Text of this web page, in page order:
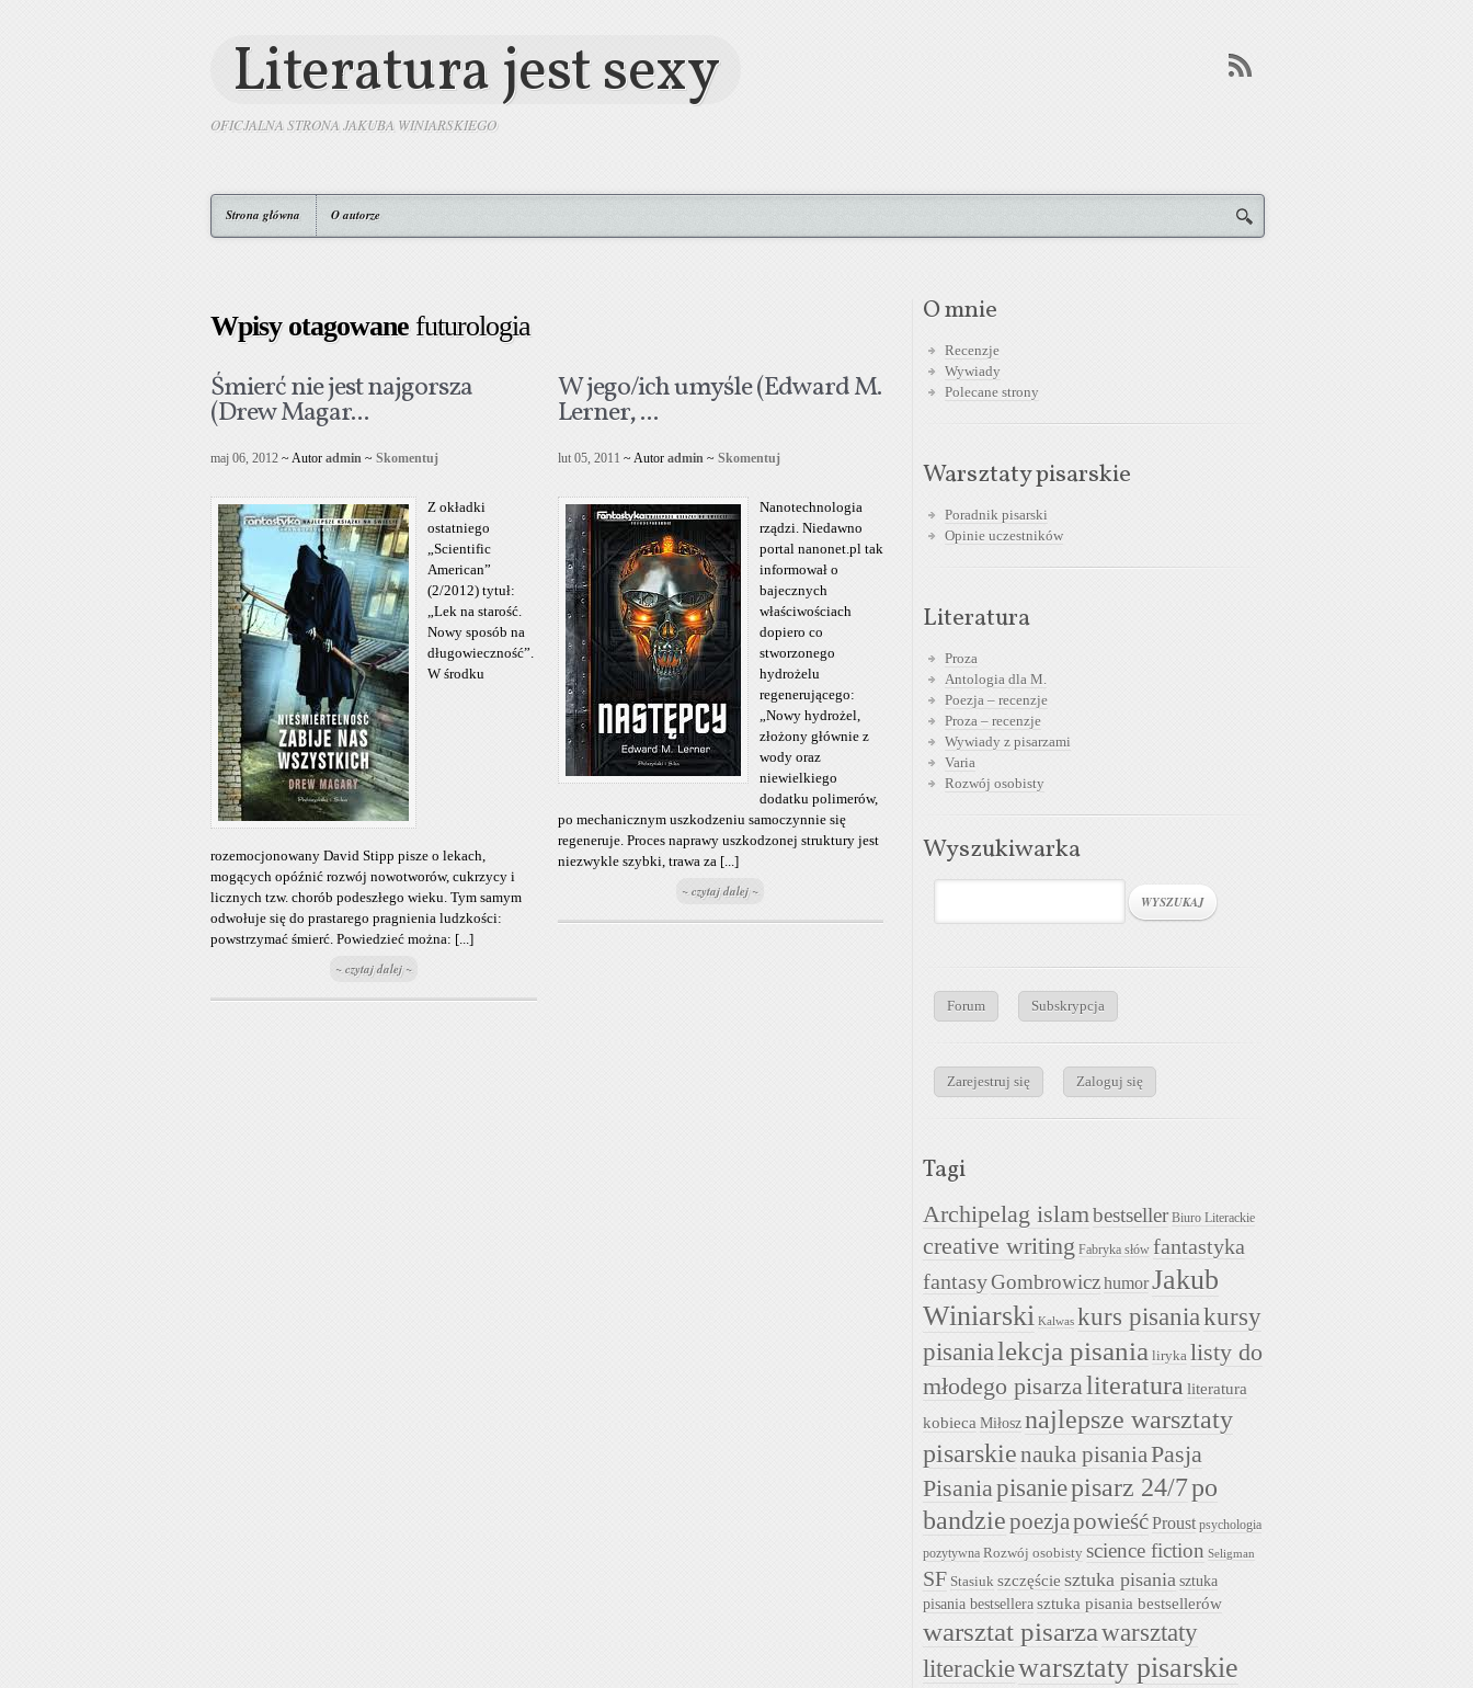
Literatura jest sexy
OFICJALNA STRONA JAKUBA WINIARSKIEGO
Strona główna O autorze
Wpisy otagowanefuturologia
Śmierć nie jest najgorsza
(Drew Magar...
maj 06, 2012 ~ Autor admin ~ Skomentuj
Z okładki
ostatniego
„Scientific
American”
(2/2012) tytuł:
„Lek na starość.
Nowy sposób na
długowieczność”.
W środku
rozemocjonowany David Stipp pisze o lekach,
mogących opóźnić rozwój nowotworów, cukrzycy i
licznych tzw. chorób podeszłego wieku. Tym samym
odwołuje się do prastarego pragnienia ludzkości:
powstrzymać śmierć. Powiedzieć można: [...]
~ czytaj dalej ~
W jego/ich umyśle (Edward M.
Lerner, ...
lut 05, 2011 ~ Autor admin ~ Skomentuj
Nanotechnologia
rządzi. Niedawno
portal nanonet.pl tak
informował o
bajecznych
właściwościach
dopiero co
stworzonego
hydrożelu
regenerującego:
„Nowy hydrożel,
złożony głównie z
wody oraz
niewielkiego
dodatku polimerów,
po mechanicznym uszkodzeniu samoczynnie się
regeneruje. Proces naprawy uszkodzonej struktury jest
niezwykle szybki, trawa za [...]
~ czytaj dalej ~
O mnie
Recenzje
Wywiady
Polecane strony
Warsztaty pisarskie
Poradnik pisarski
Opinie uczestników
Literatura
Proza
Antologia dla M.
Poezja – recenzje
Proza – recenzje
Wywiady z pisarzami
Varia
Rozwój osobisty
Wyszukiwarka
Forum Subskrypcja
Zarejestruj się Zaloguj się
Tagi
Archipelag islambestseller Biuro Literackie
creative writing Fabryka słów fantastyka
fantasyGombrowiczhumorJakub
Winiarski Kalwas kurs pisaniakursy
pisanialekcja pisania liryka listy do
młodego pisarzaliteratura literatura
kobieca Miłosz najlepsze warsztaty
pisarskienauka pisaniaPasja
Pisaniapisaniepisarz 24/7po
bandziepoezjapowieśćProust psychologia
pozytywna Rozwój osobisty science fiction Seligman
SF Stasiuk szczęście sztuka pisania sztuka
pisania bestsellera sztuka pisania bestsellerów
warsztat pisarzawarsztaty
literackiewarsztaty pisarskie